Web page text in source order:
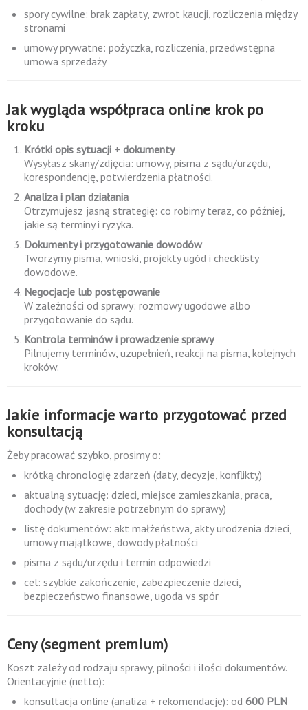
spory cywilne: brak zapłaty, zwrot kaucji, rozliczenia między
stronami
umowy prywatne: pożyczka, rozliczenia, przedwstępna
umowa sprzedaży
Jak wygląda współpraca online krok po
kroku
Krótki opis sytuacji + dokumenty
Wysyłasz skany/zdjęcia: umowy, pisma z sądu/urzędu,
korespondencję, potwierdzenia płatności.
Analiza i plan działania
Otrzymujesz jasną strategię: co robimy teraz, co później,
jakie są terminy i ryzyka.
Dokumenty i przygotowanie dowodów
Tworzymy pisma, wnioski, projekty ugód i checklisty
dowodowe.
Negocjacje lub postępowanie
W zależności od sprawy: rozmowy ugodowe albo
przygotowanie do sądu.
Kontrola terminów i prowadzenie sprawy
Pilnujemy terminów, uzupełnień, reakcji na pisma, kolejnych
kroków.
Jakie informacje warto przygotować przed
konsultacją
Żeby pracować szybko, prosimy o:
krótką chronologię zdarzeń (daty, decyzje, konflikty)
aktualną sytuację: dzieci, miejsce zamieszkania, praca,
dochody (w zakresie potrzebnym do sprawy)
listę dokumentów: akt małżeństwa, akty urodzenia dzieci,
umowy majątkowe, dowody płatności
pisma z sądu/urzędu i termin odpowiedzi
cel: szybkie zakończenie, zabezpieczenie dzieci,
bezpieczeństwo finansowe, ugoda vs spór
Ceny (segment premium)
Koszt zależy od rodzaju sprawy, pilności i ilości dokumentów.
Orientacyjnie (netto):
konsultacja online (analiza + rekomendacje): od 600 PLN